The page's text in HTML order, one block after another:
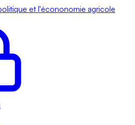
et l'écononomie agricole